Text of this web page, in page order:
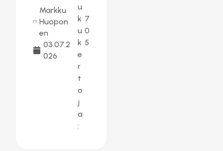
Markku
Huopon
en
03.07.2
026
u
k
u
k
e
r
t
o
j
a
:
7
0
5